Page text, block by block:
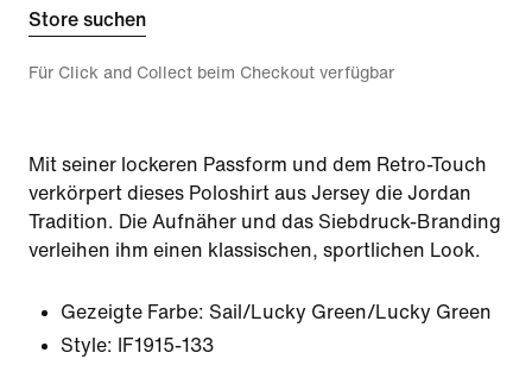
Store suchen
Für Click and Collect beim Checkout verfügbar
Mit seiner lockeren Passform und dem Retro-Touch
verkörpert dieses Poloshirt aus Jersey die Jordan
Tradition. Die Aufnäher und das Siebdruck-Branding
verleihen ihm einen klassischen, sportlichen Look.
Gezeigte Farbe: Sail/Lucky Green/Lucky Green
Style:
IF1915-133